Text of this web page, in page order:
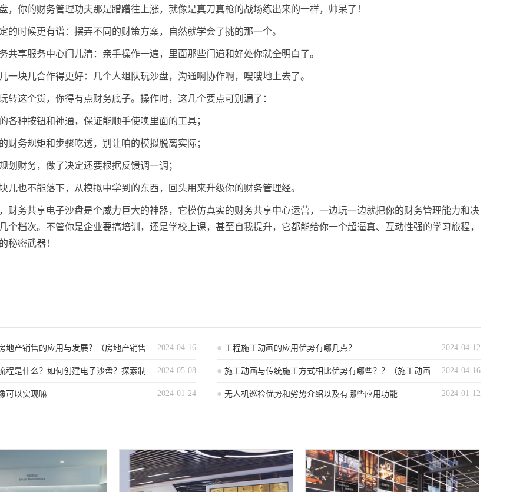
，你的财务管理功夫那是蹭蹭往上涨，就像是真刀真枪的战场练出来的一样，帅呆了！
的时候更有谱：摆弄不同的财策方案，自然就学会了挑的那一个。
共享服务中心门儿清：亲手操作一遍，里面那些门道和好处你就全明白了。
一块儿合作得更好：几个人组队玩沙盘，沟通啊协作啊，嗖嗖地上去了。
转这个货，你得有点财务底子。操作时，这几个要点可别漏了：
各种按钮和神通，保证能顺手使唤里面的工具；
财务规矩和步骤吃透，别让咱的模拟脱离实际；
划财务，做了决定还要根据反馈调一调；
儿也不能落下，从模拟中学到的东西，回头用来升级你的财务管理经。
财务共享电子沙盘是个威力巨大的神器，它模仿真实的财务共享中心运营，一边玩一边就把你的财务管理能力和决
个档次。不管你是企业要搞培训，还是学校上课，甚至自我提升，它都能给你一个超逼真、互动性强的学习旅程，
秘密武器！
2024-04-16
地产销售的应用与发展？（房地产销售
应用与发展趋势探讨）
2024-04-12
工程施工动画的应用优势有哪几点？
2024-05-08
程是什么？如何创建电子沙盘？探索制 2024-04-16
施工动画与传统施工方式相比优势有哪些？？（施工动画
相较于传统手法的优势体现在哪些方面？）
2024-01-24
可以实现嘛 2024-01-12
无人机巡检优势和劣势介绍以及有哪些应用功能